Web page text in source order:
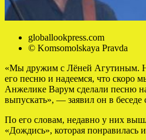
globallookpress.com
© Komsomolskaya Pravda
«Мы дружим с Лёней Агутиным.
его песню и надеемся, что скоро
Анжелике Варум сделали песню
выпускать», — заявил он в
По его словам, недавно у них
«Дождись», которая понравилась